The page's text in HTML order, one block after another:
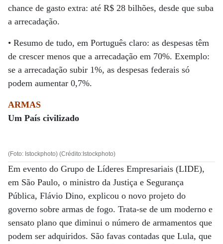
chance de gasto extra: até R$ 28 bilhões, desde que suba
a arrecadação.
• Resumo de tudo, em Português claro: as despesas têm
de crescer menos que a arrecadação em 70%. Exemplo:
se a arrecadação subir 1%, as despesas federais só
podem aumentar 0,7%.
ARMAS
Um País civilizado
(Foto: Istockphoto) (Crédito:Istockphoto)
Em evento do Grupo de Líderes Empresariais (LIDE),
em São Paulo, o ministro da Justiça e Segurança
Pública, Flávio Dino, explicou o novo projeto do
governo sobre armas de fogo. Trata-se de um moderno e
sensato plano que diminui o número de armamentos que
podem ser adquiridos. São favas contadas que Lula, que